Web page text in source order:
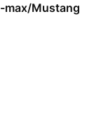
max/Mustang